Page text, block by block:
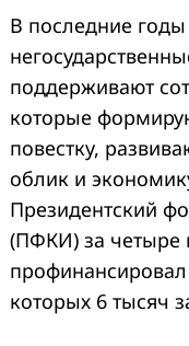
В последние годы
поддерживают
которые
повестку,
облик и
Президентский
(ПФКИ) за четыре
которых 6 тысяч